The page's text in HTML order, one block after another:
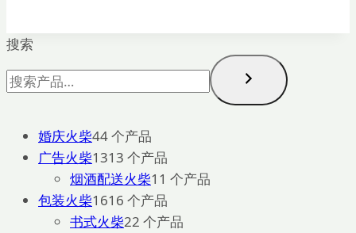
搜索
婚庆火柴44 个产品
广告火柴1313 个产品
烟酒配送火柴1 1 个产品
包装火柴1616 个产品
书式火柴22 个产品